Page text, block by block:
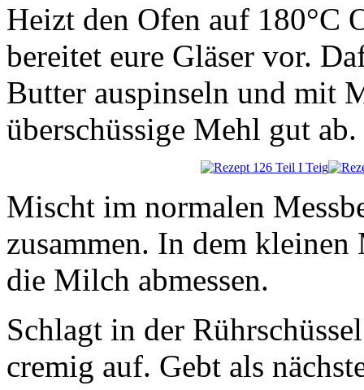
Heizt den Ofen auf 180°C
bereitet eure Gläser vor.
Butter auspinseln und mit
überschüssige Mehl gut ab.
Mischt im normalen
zusammen. In dem
die Milch abmessen.
Schlagt in der
cremig auf. Gebt als